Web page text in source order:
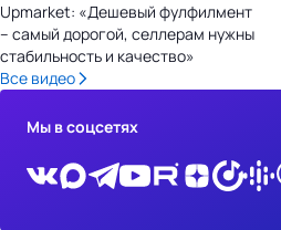
Upmarket: «Дешевый фулфилмент
– самый дорогой, селлерам нужны
стабильность и качество»
Все видео
Мы в соцсетях